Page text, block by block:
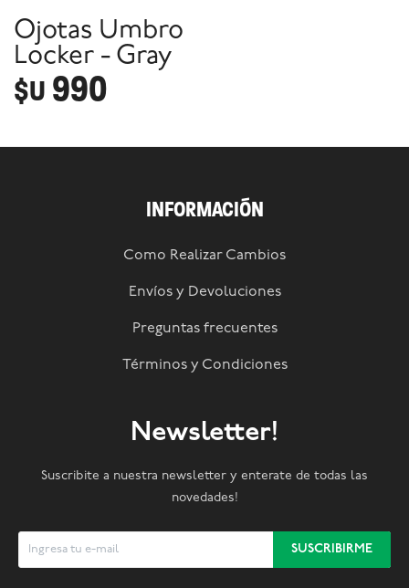
Ojotas Umbro
Locker - Gray
$U 990
INFORMACIÓN
Como Realizar Cambios
Envíos y Devoluciones
Preguntas frecuentes
Términos y Condiciones
Newsletter!
Suscribite a nuestra newsletter y enterate de todas las
novedades!
SUSCRIBIRME